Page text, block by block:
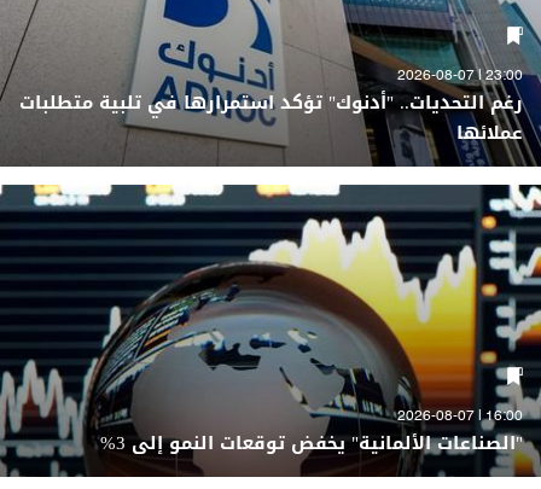
23:00 | 2026-08-07
رغم التحديات.. "أدنوك" تؤكد استمرارها في تلبية متطلبات
عملائها
16:00 | 2026-08-07
"الصناعات الألمانية" يخفض توقعات النمو إلى 3%